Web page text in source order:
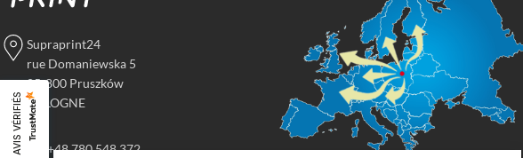
Supraprint24
rue Domaniewska 5
05-800 Pruszków
POLOGNE
tel: +48 780 548 372
AVIS VÉRIFIÉS